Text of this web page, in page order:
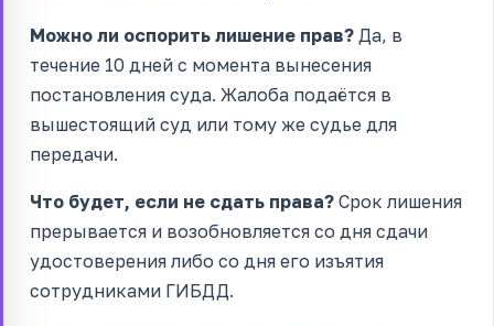
Можно ли оспорить лишение прав? Да, в
течение 10 дней с момента вынесения
постановления суда. Жалоба подаётся в
вышестоящий суд или тому же судье для
передачи.
Что будет, если не сдать права? Срок лишения
прерывается и возобновляется со дня сдачи
удостоверения либо со дня его изъятия
сотрудниками ГИБДД.